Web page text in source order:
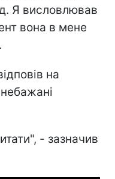
Я висловлював
вона в мене
на
- зазначив